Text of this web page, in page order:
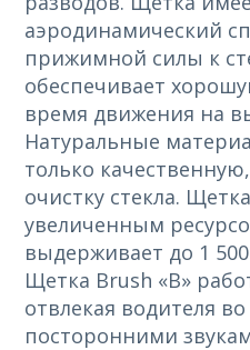
аэродинамический
прижимной силы к
обеспечивает
время движения на
Натуральные
только
очистку стекла.
увеличенным
выдерживает до 1
Щетка Brush «B»
отвлекая водителя
посторонними